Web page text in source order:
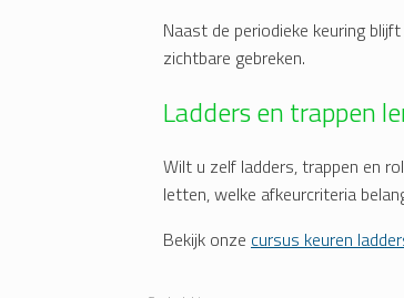
Naast de periodieke keuring
zichtbare gebreken.
Ladders en trappen
Wilt u zelf ladders, trappen en
letten, welke afkeurcriteria
Bekijk onze cursus keuren